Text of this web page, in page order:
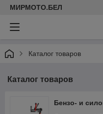
МИРМОТО.БЕЛ
Каталог товаров
Каталог товаров
Бензо- и